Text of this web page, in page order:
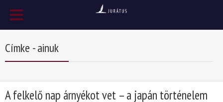
Címke - ainuk
A felkelő nap árnyékot vet – a japán történelem